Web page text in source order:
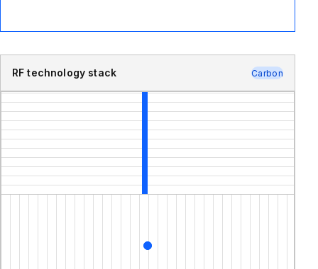
RF technology stack Carbon